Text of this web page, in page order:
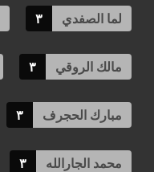
لما الصفدي ٣
مالك الروقي ٣
مبارك الحجرف ٣
محمد الجارالله ٣